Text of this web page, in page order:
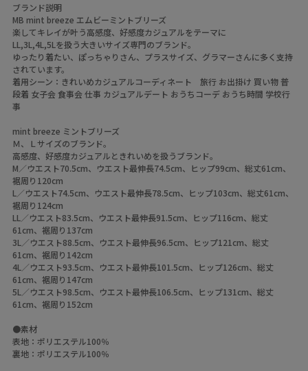
ブランド説明
MB mint breeze エムビーミントブリーズ
楽してキレイが叶う高感度、好感度カジュアルをテーマに
LL,3L,4L,5Lを扱う大きいサイズ専門のブランド。
ゆったり着たい、ぽっちゃりさん、プラスサイズ、グラマーさんに多く支持
されています。
着用シーン：きれいめカジュアルコーディネート 旅行 お出掛け 買い物 普
段着 女子会 食事会 仕事 カジュアルデート おうちコーデ おうち時間 学校行
事
mint breeze ミントブリーズ
Ｍ、Ｌサイズのブランド。
高感度、好感度カジュアルときれいめを扱うブランド。
M／ウエスト70.5cm、ウエスト最伸長74.5cm、ヒップ99cm、総丈61cm、
裾周り120cm
L／ウエスト74.5cm、ウエスト最伸長78.5cm、ヒップ103cm、総丈61cm、
裾周り124cm
LL／ウエスト83.5cm、ウエスト最伸長91.5cm、ヒップ116cm、総丈
61cm、裾周り137cm
3L／ウエスト88.5cm、ウエスト最伸長96.5cm、ヒップ121cm、総丈
61cm、裾周り142cm
4L／ウエスト93.5cm、ウエスト最伸長101.5cm、ヒップ126cm、総丈
61cm、裾周り147cm
5L／ウエスト98.5cm、ウエスト最伸長106.5cm、ヒップ131cm、総丈
61cm、裾周り152cm
●素材
表地：ポリエステル100％
裏地：ポリエステル100％